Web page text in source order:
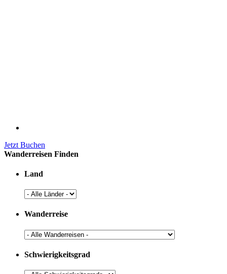
Jetzt Buchen
Wanderreisen Finden
Land
Wanderreise
Schwierigkeitsgrad